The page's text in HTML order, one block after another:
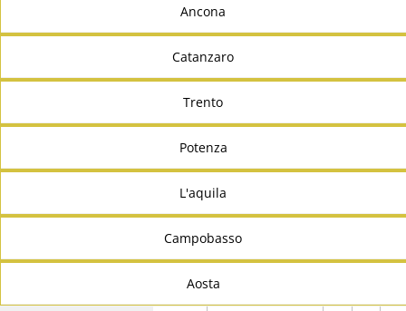
Ancona
Catanzaro
Trento
Potenza
L'aquila
Campobasso
Aosta